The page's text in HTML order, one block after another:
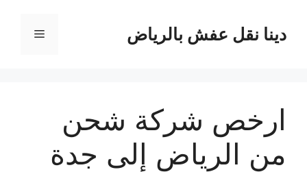
المحتوىدينا نقل عفش بالرياض القائمة
ارخص شركة شحن
من الرياض إلى جدة